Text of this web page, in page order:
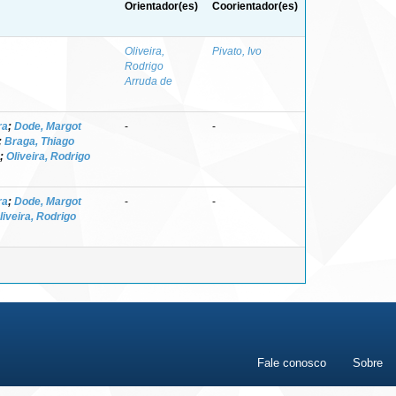
Orientador(es) Coorientador(es)
Oliveira,
Rodrigo
Arruda de
Pivato, Ivo
; Dode, Margot
Braga, Thiago
; Oliveira, Rodrigo
- -
; Dode, Margot
Rodrigo
- -
Fale conosco Sobre